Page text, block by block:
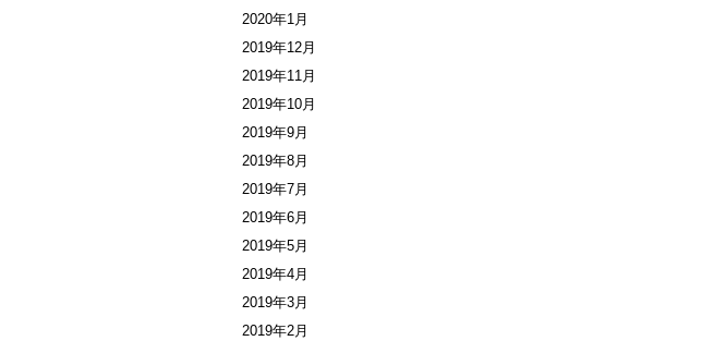
2020年1月
2019年12月
2019年11月
2019年10月
2019年9月
2019年8月
2019年7月
2019年6月
2019年5月
2019年4月
2019年3月
2019年2月